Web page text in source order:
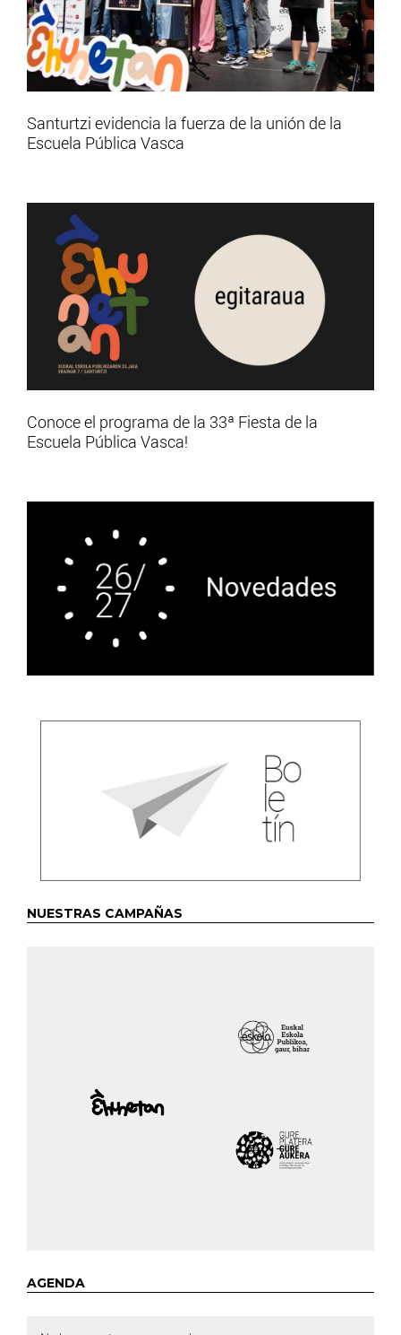
Santurtzi evidencia la fuerza de la unión de la
Escuela Pública Vasca
Conoce el programa de la 33ª Fiesta de la
Escuela Pública Vasca!
NUESTRAS CAMPAÑAS
AGENDA